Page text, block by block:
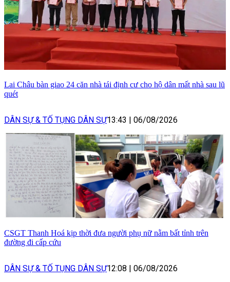
Lai Châu bàn giao 24 căn nhà tái định cư cho hộ dân mất nhà sau lũ
quét
DÂN SỰ & TỐ TỤNG DÂN SỰ13:43 06/08/2026
CSGT Thanh Hoá kịp thời đưa người phụ nữ nằm bất tỉnh trên
đường đi cấp cứu
DÂN SỰ & TỐ TỤNG DÂN SỰ12:08 06/08/2026